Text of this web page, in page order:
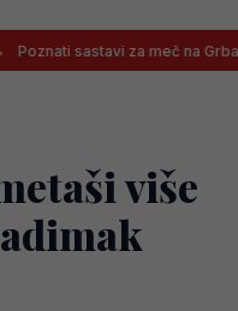
sastavi za meč na Grbavici,
više